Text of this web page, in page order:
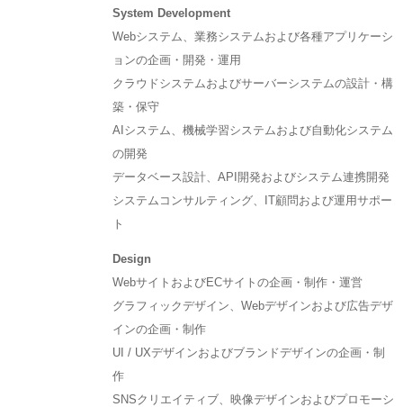
System Development
Webシステム、業務システムおよび各種アプリケーシ
ョンの企画・開発・運用
クラウドシステムおよびサーバーシステムの設計・構
築・保守
AIシステム、機械学習システムおよび自動化システム
の開発
データベース設計、API開発およびシステム連携開発
システムコンサルティング、IT顧問および運用サポー
ト
Design
WebサイトおよびECサイトの企画・制作・運営
グラフィックデザイン、Webデザインおよび広告デザ
インの企画・制作
UI / UXデザインおよびブランドデザインの企画・制
作
SNSクリエイティブ、映像デザインおよびプロモーシ